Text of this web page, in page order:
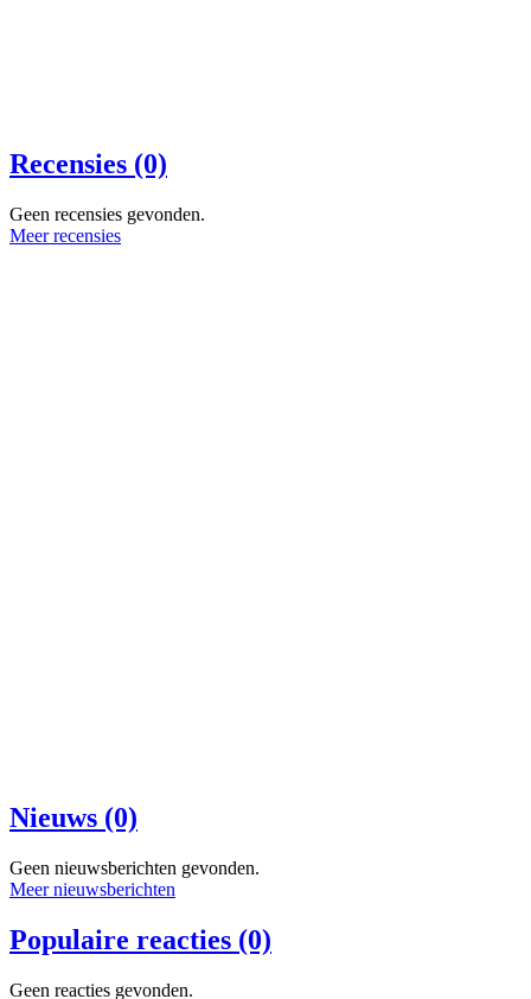
Recensies (0)
Geen recensies gevonden.
Meer recensies
Nieuws (0)
Geen nieuwsberichten gevonden.
Meer nieuwsberichten
Populaire reacties (0)
Geen reacties gevonden.